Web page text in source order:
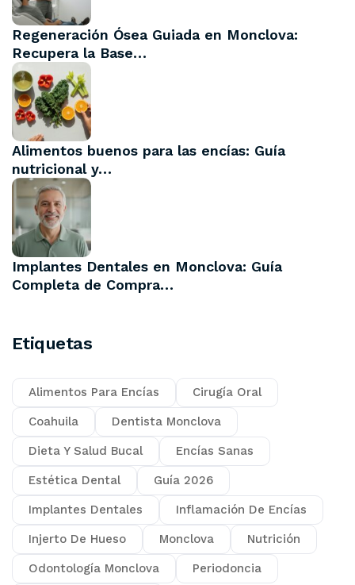
Regeneración Ósea Guiada en Monclova:
Recupera la Base…
Alimentos buenos para las encías: Guía
nutricional y…
Implantes Dentales en Monclova: Guía
Completa de Compra…
Etiquetas
Alimentos Para Encías Cirugía Oral
Coahuila Dentista Monclova
Dieta Y Salud Bucal Encías Sanas
Estética Dental Guía 2026
Implantes Dentales Inflamación De Encías
Injerto De Hueso Monclova Nutrición
Odontología Monclova Periodoncia